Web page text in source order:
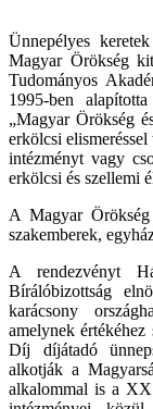
Ünnepélyes
Magyar Örökség
Tudományos
1995-ben
„Magyar Örökség
erkölcsi
intézményt vagy
erkölcsi és szellemi
A Magyar
szakemberek,
A rendezvényt
Bírálóbizottság
karácsony
amelynek
Díj díjátadó
alkotják a
alkalommal is a